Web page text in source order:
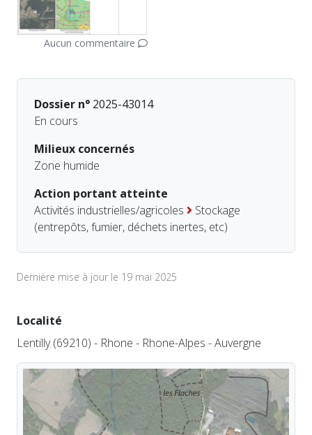
Aucun commentaire
Dossier n° 2025-43014
En cours
Milieux concernés
Zone humide
Action portant atteinte
Activités industrielles/agricoles
Stockage
(entrepôts, fumier, déchets inertes, etc)
Dernière mise à jour le 19 mai 2025
Localité
Lentilly (69210) - Rhone - Rhone-Alpes - Auvergne